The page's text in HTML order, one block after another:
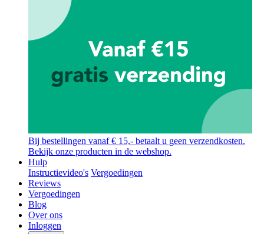
Bij bestellingen vanaf € 15,- betaalt u geen verzendkosten.
Bekijk onze producten in de webshop.
Hulp
Instructievideo's Vergoedingen
Reviews
Vergoedingen
Blog
Over ons
Inloggen